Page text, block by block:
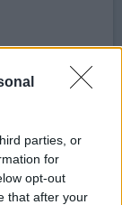
parties, or
for
opt-out
that after your
24/7/26 10:30